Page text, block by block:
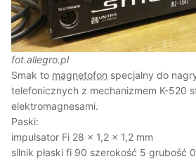
fot.allegro.pl
Smak to magnetofon specjalny do
telefonicznych z mechanizmem K-520
elektromagnesami.
Paski:
impulsator Fi 28 x 1,2 x 1,2 mm
silnik płaski fi 90 szerokość 5 grubość